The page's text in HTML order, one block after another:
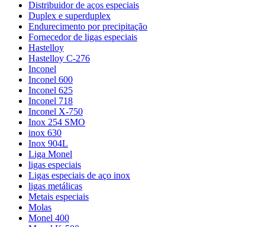
Distribuidor de aços especiais
Duplex e superduplex
Endurecimento por precipitação
Fornecedor de ligas especiais
Hastelloy
Hastelloy C-276
Inconel
Inconel 600
Inconel 625
Inconel 718
Inconel X-750
Inox 254 SMO
inox 630
Inox 904L
Liga Monel
ligas especiais
Ligas especiais de aço inox
ligas metálicas
Metais especiais
Molas
Monel 400